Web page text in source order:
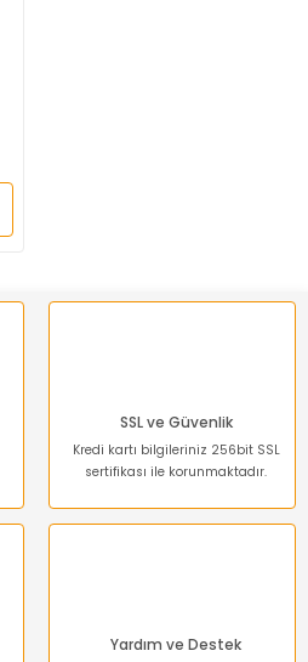
SSL ve Güvenlik
Kredi kartı bilgileriniz 256bit SSL
sertifikası ile korunmaktadır.
Yardım ve Destek